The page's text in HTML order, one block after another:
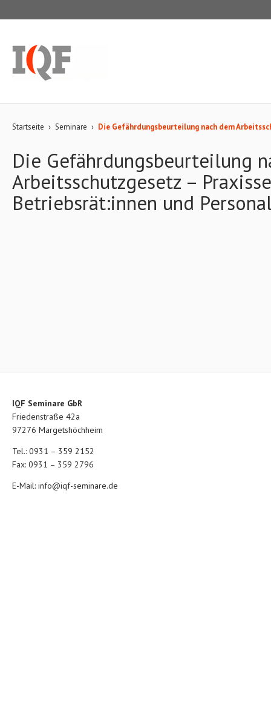
Startseite › Seminare › Die Gefährdungsbeurteilung nach dem
Die Gefährdungsbeurteilung
Arbeitsschutzgesetz –
Betriebsrät:innen und
IQF Seminare GbR
Friedenstraße 42a
97276 Margetshöchheim
Tel.: 0931 – 359 2152
Fax: 0931 – 359 2796
E-Mail: info@iqf-seminare.de